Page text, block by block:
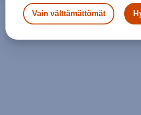
Vain välttämättömät